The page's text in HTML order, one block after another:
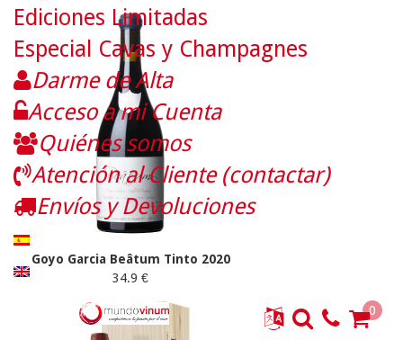
Goyo Garcia Beâtum Tinto 2020
34.9 €
Ediciones Limitadas
Especial Cavas y Champagnes
Darme de Alta
Acceso a mi Cuenta
Quiénes somos
Atención al Cliente (contactar)
Envíos y Devoluciones
0